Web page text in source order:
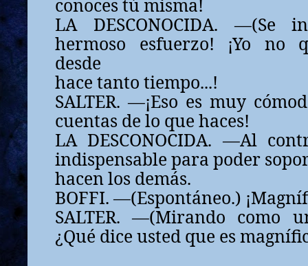
conoces tú misma!
LA DESCONOCIDA. —(Se
hermoso esfuerzo! ¡Yo no
desde
hace tanto tiempo...!
SALTER. —¡Eso es muy
cuentas de lo que haces!
LA DESCONOCIDA. —Al
indispensable para poder
hacen los demás.
BOFFI. —(Espontáneo.)
SALTER. —(Mirando como
¿Qué dice usted que es